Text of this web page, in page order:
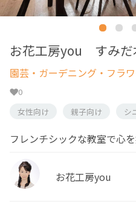
お花工房you すみだ
園芸・ガーデニング・フラ
0
女性向け
親子向け シ
フレンチシックな教室で心
お花工房you